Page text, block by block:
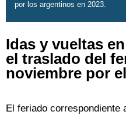
por los argentinos en 2023.
Idas y vueltas
el traslado del
noviembre por
El feriado correspondiente